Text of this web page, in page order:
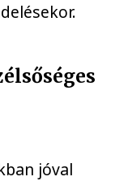
jóval